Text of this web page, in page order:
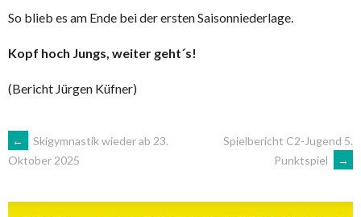
So blieb es am Ende bei der ersten Saisonniederlage.
Kopf hoch Jungs, weiter geht´s!
(Bericht Jürgen Küfner)
ARTIKEL-
NAVIGATION
←
Skigymnastik wieder ab 23.
Oktober 2025
Spielbericht C2-Jugend 5.
Punktspiel
→